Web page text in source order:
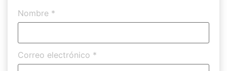
Nombre *
Correo electrónico *